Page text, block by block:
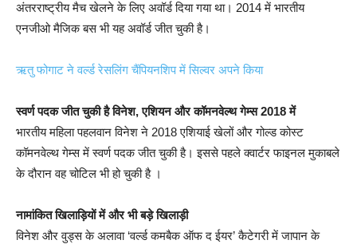
अंतरराष्ट्रीय मैच खेलने के लिए अवॉर्ड दिया गया था। 2014 में भारतीय
एनजीओ मैजिक बस भी यह अवॉर्ड जीत चुकी है।
ऋतु फोगाट ने वर्ल्ड रेसलिंग चैंपियनशिप में सिल्वर अपने किया
स्वर्ण पदक जीत चुकी है विनेश, एशियन और कॉमनवेल्थ गेम्स 2018 में
भारतीय महिला पहलवान विनेश ने 2018 एशियाई खेलों और गोल्ड कोस्ट
कॉमनवेल्थ गेम्स में स्वर्ण पदक जीत चुकी है। इससे पहले क्वार्टर फाइनल मुकाबले
के दौरान वह चोटिल भी हो चुकी है ।
नामांकित खिलाड़ियों में और भी बड़े खिलाड़ी
विनेश और वुड्स के अलावा ‘वर्ल्ड कमबैक ऑफ द ईयर’ कैटेगरी में जापान के